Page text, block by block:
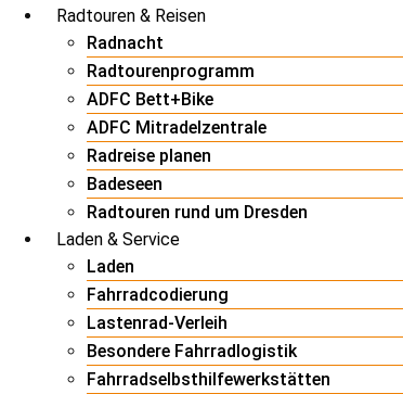
Radtouren & Reisen
Radnacht
Radtourenprogramm
ADFC Bett+Bike
ADFC Mitradelzentrale
Radreise planen
Badeseen
Radtouren rund um Dresden
Laden & Service
Laden
Fahrradcodierung
Lastenrad-Verleih
Besondere Fahrradlogistik
Fahrradselbsthilfewerkstätten